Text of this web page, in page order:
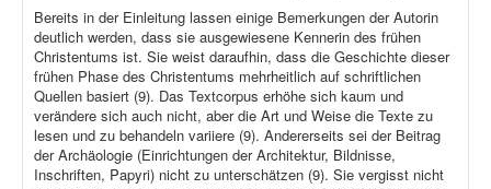
Bereits in der Einleitung lassen einige Bemerkungen der Autorin
deutlich werden, dass sie ausgewiesene Kennerin des frühen
Christentums ist. Sie weist daraufhin, dass die Geschichte dieser
frühen Phase des Christentums mehrheitlich auf schriftlichen
Quellen basiert (9). Das Textcorpus erhöhe sich kaum und
verändere sich auch nicht, aber die Art und Weise die Texte zu
lesen und zu behandeln variiere (9). Andererseits sei der Beitrag
der Archäologie (Einrichtungen der Architektur, Bildnisse,
Inschriften, Papyri) nicht zu unterschätzen (9). Sie vergisst nicht